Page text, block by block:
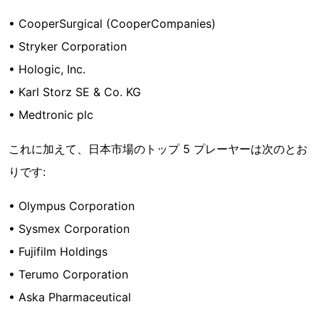
• CooperSurgical (CooperCompanies)
• Stryker Corporation
• Hologic, Inc.
• Karl Storz SE & Co. KG
• Medtronic plc
これに加えて、日本市場のトップ 5 プレーヤーは次のとお
りです:
• Olympus Corporation
• Sysmex Corporation
• Fujifilm Holdings
• Terumo Corporation
• Aska Pharmaceutical